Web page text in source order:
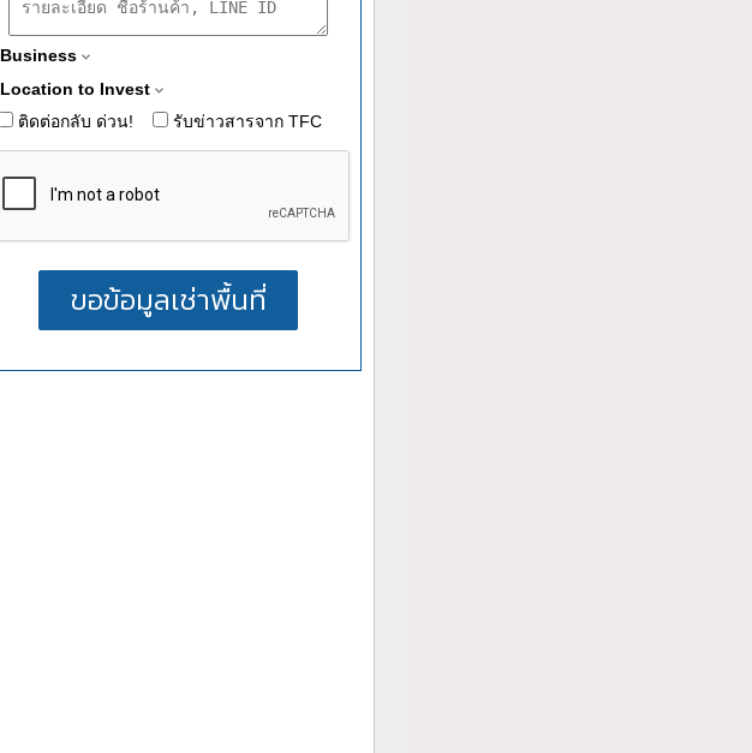
Business
Location to Invest
ติดต่อกลับ ด่วน!
รับข่าวสารจาก TFC